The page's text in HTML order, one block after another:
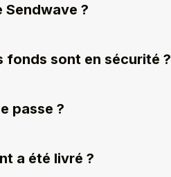
Sendwave ?
fonds sont en sécurité ?
passe ?
a été livré ?